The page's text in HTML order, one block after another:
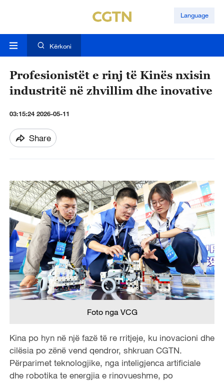
Language
Kërkoni
Profesionistët e rinj të Kinës nxisin
industritë në zhvillim dhe inovative
03:15:24 2026-05-11
Share
Foto nga VCG
Kina po hyn në një fazë të re rritjeje, ku inovacioni dhe
cilësia po zënë vend qendror, shkruan CGTN.
Përparimet teknologjike, nga inteligjenca artificiale
dhe robotika te energjia e rinovueshme, po